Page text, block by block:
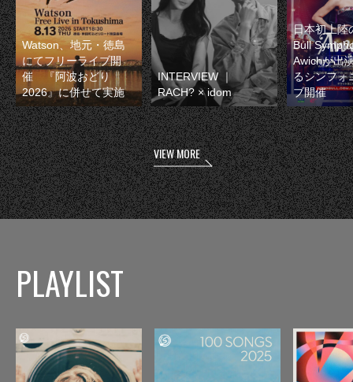
Watson、地元・徳島
にてフリーライブ開
催 『阿波おどり
2026』に併せて実施
INTERVIEW ｜
RACH? × idom
日本初上陸
Bull
Awichが出
るシンフォ
ブ開催
VIEW MORE
PLAYLIST